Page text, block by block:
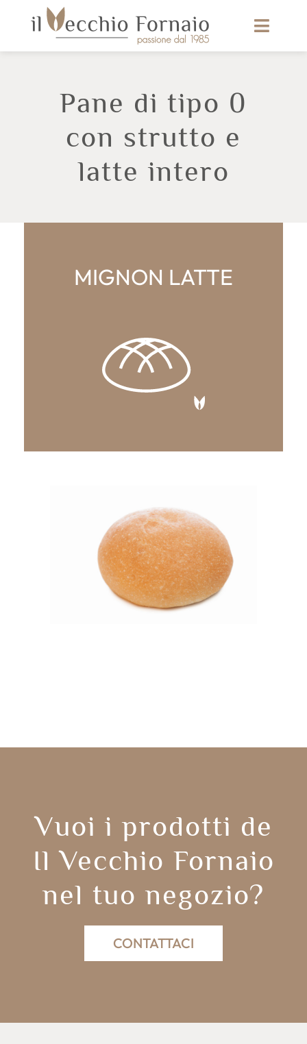
Pane di tipo 0
con strutto e
latte intero
MIGNON LATTE
Vuoi i prodotti de
Il Vecchio Fornaio
nel tuo negozio?
CONTATTACI